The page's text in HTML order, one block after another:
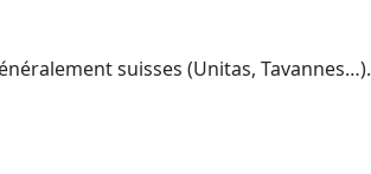
suisses (Unitas, Tavannes…).